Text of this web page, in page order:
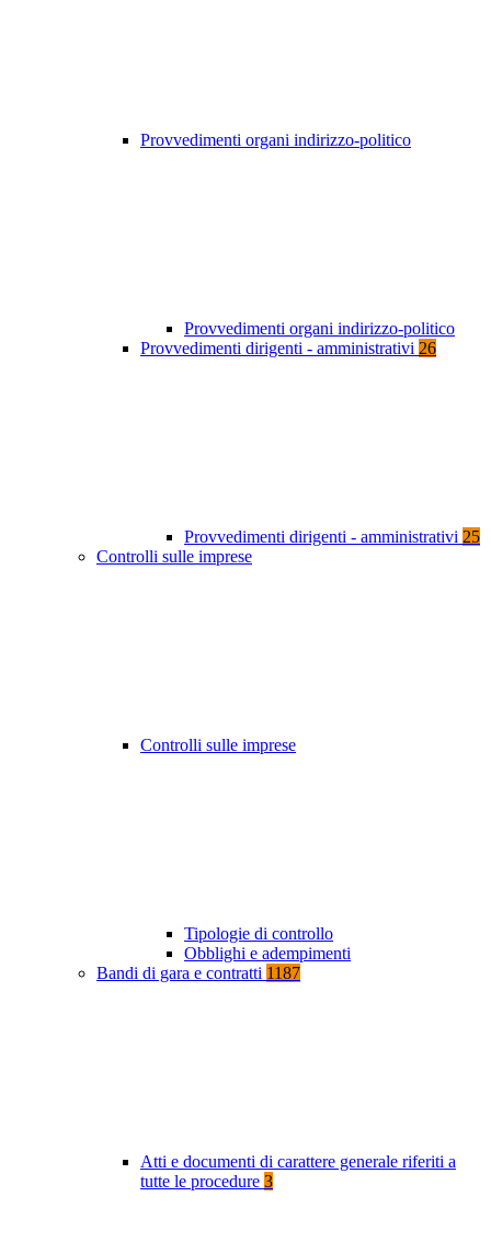
Provvedimenti organi indirizzo-politico
Provvedimenti organi indirizzo-politico
Provvedimenti dirigenti - amministrativi 26
Provvedimenti dirigenti - amministrativi 25
Controlli sulle imprese
Controlli sulle imprese
Tipologie di controllo
Obblighi e adempimenti
Bandi di gara e contratti 1187
Atti e documenti di carattere generale riferiti a
tutte le procedure 3